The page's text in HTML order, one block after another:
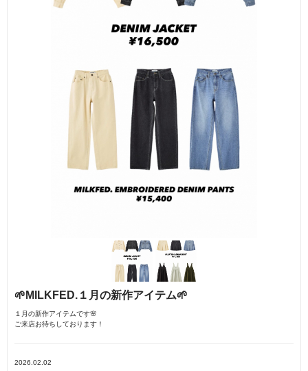
🌱MILKFED.１月の新作アイテム🌱
１月の新作アイテムです🌸
ご来店お待ちしております！
2026.02.02